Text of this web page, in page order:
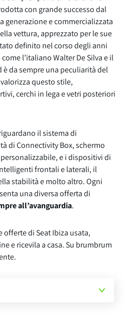
con grande successo dal
generazione e commercializzata
vettura, apprezzato per le sue
definito nel corso degli anni
l’italiano Walter De Silva e il
è da sempre una peculiarità del
questo stile,
cerchi in lega e vetri posteriori
il sistema di
di Connectivity Box, schermo
e i dispositivi di
frontali e laterali, il
stabilità e molto altro. Ogni
una diversa offerta di
all’avanguardia.
offerte di Seat Ibiza usata,
e ricevila a casa. Su brumbrum